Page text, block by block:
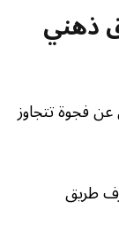
ذهني
فجوة تتجاوز
طريق